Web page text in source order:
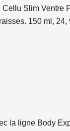
Slim Ventre
150 ml,
la ligne Body